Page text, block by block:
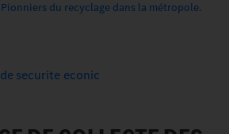
Pionniers du recyclage dans la métropole.
securite econic